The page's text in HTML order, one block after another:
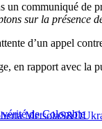
communiqué de
sur la présence
d’un appel
en rapport avec
de Colombie
MetsolaS&D